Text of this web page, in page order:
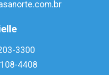
3300
4408